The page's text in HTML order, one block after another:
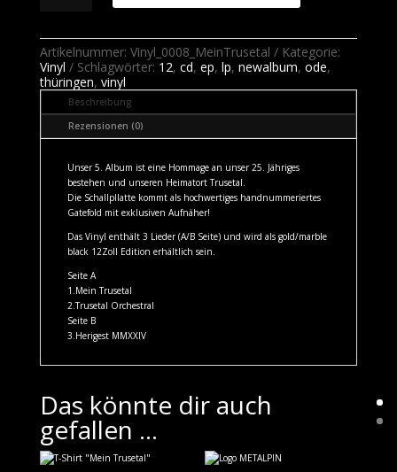
Artikelnummer: Vinyl_0008_MeinTrusetal
Kategorie:
Vinyl
Schlagwörter: 12, cd, ep, lp, newalbum, ode,
thüringen, vinyl
Beschreibung
Rezensionen (0)
Unser 5. Album ist eine Hommage an unser 25. Jähriges
bestehen und unseren Heimatort Trusetal.
Die Schallpllatte kommt als hochwertiges handnummeriertes
Gatefold mit exklusiven Aufnäher!
Das Vinyl enthält 3 Lieder (A/B Seite) und wird als gold/marble
black 12Zoll Edition erhältlich sein.
Seite A
1.Mein Trusetal
2.Trusetal Orchestral
Seite B
3.Herigest MMXXIV
Das könnte dir auch
gefallen …